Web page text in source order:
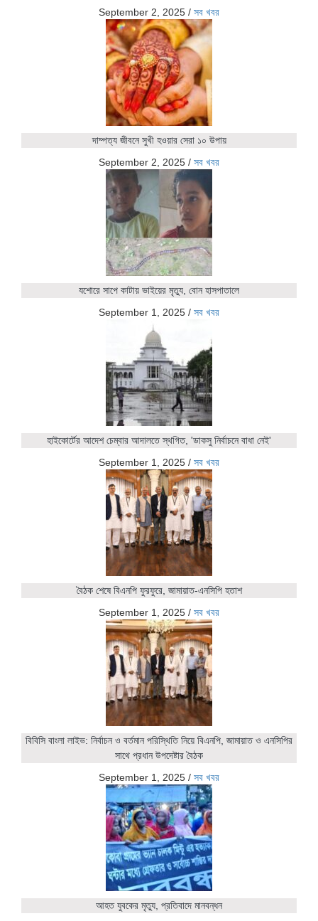
September 2, 2025 / সব খবর
দাম্পত্য জীবনে সুখী হওয়ার সেরা ১০ উপায়
September 2, 2025 / সব খবর
যশোরে সাপে কাটায় ভাইয়ের মৃত্যু, বোন হাসপাতালে
September 1, 2025 / সব খবর
হাইকোর্টের আদেশ চেম্বার আদালতে স্থগিত, 'ডাকসু নির্বাচনে বাধা নেই'
September 1, 2025 / সব খবর
বৈঠক শেষে বিএনপি ফুরফুরে, জামায়াত-এনসিপি হতাশ
September 1, 2025 / সব খবর
বিবিসি বাংলা লাইভ: নির্বাচন ও বর্তমান পরিস্থিতি নিয়ে বিএনপি, জামায়াত ও এনসিপির
সাথে প্রধান উপদেষ্টার বৈঠক
September 1, 2025 / সব খবর
আহত যুবকের মৃত্যু, প্রতিবাদে মানবন্ধন